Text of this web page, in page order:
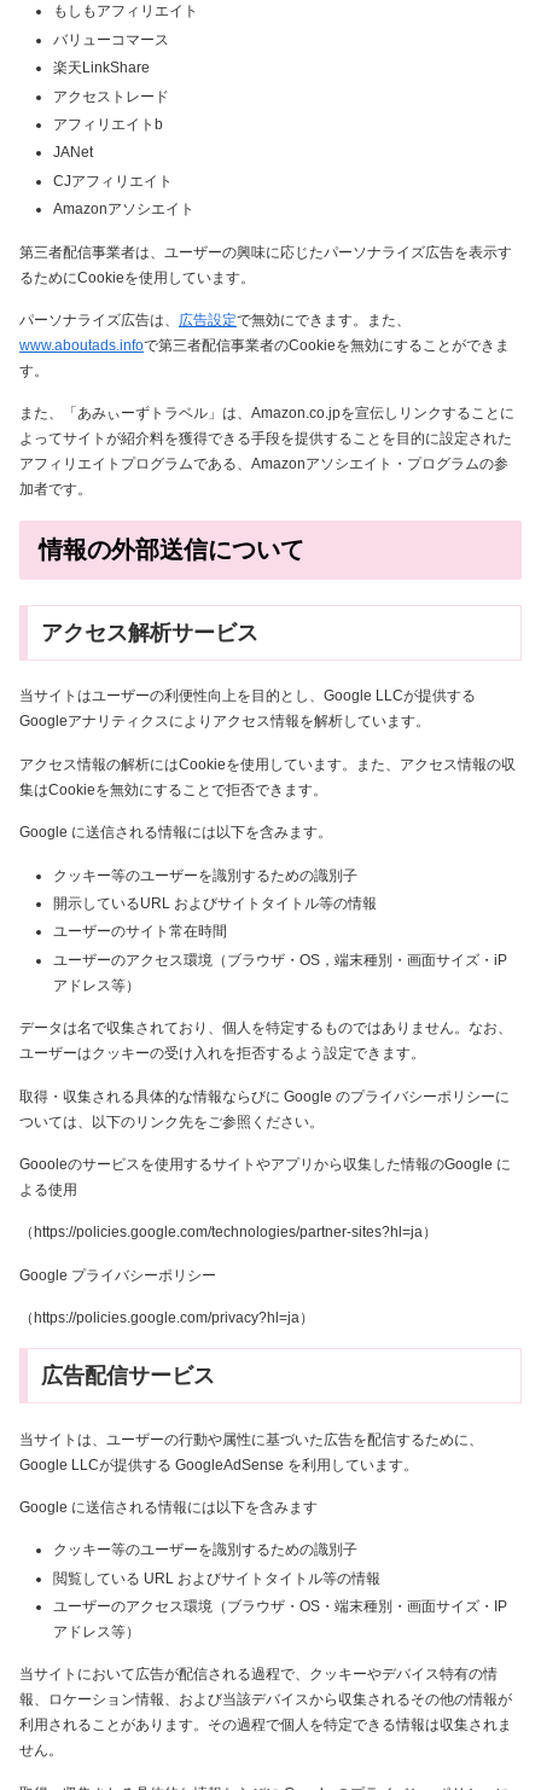
もしもアフィリエイト
バリューコマース
楽天LinkShare
アクセストレード
アフィリエイトb
JANet
CJアフィリエイト
Amazonアソシエイト
第三者配信事業者は、ユーザーの興味に応じたパーソナライズ広告を表示す
るためにCookieを使用しています。
パーソナライズ広告は、 広告設定で無効にできます。また、
www.aboutads.infoで第三者配信事業者のCookieを無効にすることができま
す。
また、「あみぃーずトラベル」は、Amazon.co.jpを宣伝しリンクすることに
よってサイトが紹介料を獲得できる手段を提供することを目的に設定された
アフィリエイトプログラムである、Amazonアソシエイト・プログラムの参
加者です。
情報の外部送信について
アクセス解析サービス
当サイトはユーザーの利便性向上を目的とし、Google LLCが提供する
Googleアナリティクスによりアクセス情報を解析しています。
アクセス情報の解析にはCookieを使用しています。また、アクセス情報の収
集はCookieを無効にすることで拒否できます。
Google に送信される情報には以下を含みます。
クッキー等のユーザーを識別するための識別子
開示しているURL およびサイトタイトル等の情報
ユーザーのサイト常在時間
ユーザーのアクセス環境（ブラウザ・OS，端末種別・画面サイズ・iP
アドレス等）
データは名で収集されており、個人を特定するものではありません。なお、
ユーザーはクッキーの受け入れを拒否するよう設定できます。
取得・収集される具体的な情報ならびに Google のプライバシーポリシーに
ついては、以下のリンク先をご参照ください。
Goooleのサービスを使用するサイトやアプリから収集した情報のGoogle に
よる使用
（https://policies.google.com/technologies/partner-sites?hl=ja）
Google プライバシーポリシー
（https://policies.google.com/privacy?hl=ja）
広告配信サービス
当サイトは、ユーザーの行動や属性に基づいた広告を配信するために、
Google LLCが提供する GoogleAdSense を利用しています。
Google に送信される情報には以下を含みます
クッキー等のユーザーを識別するための識別子
閲覧している URL およびサイトタイトル等の情報
ユーザーのアクセス環境（ブラウザ・OS・端末種別・画面サイズ・IP
アドレス等）
当サイトにおいて広告が配信される過程で、クッキーやデバイス特有の情
報、ロケーション情報、および当該デバイスから収集されるその他の情報が
利用されることがあります。その過程で個人を特定できる情報は収集されま
せん。